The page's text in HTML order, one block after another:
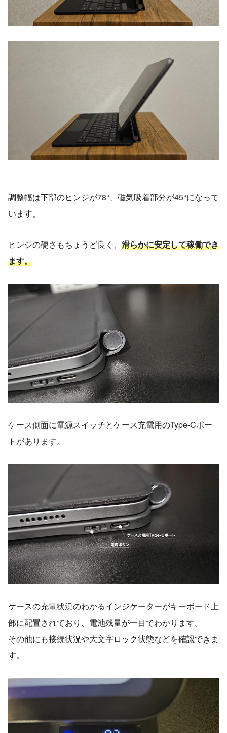
調整幅は下部のヒンジが78°、磁気吸着部分が45°になって
います。
ヒンジの硬さもちょうど良く、 滑らかに安定して稼働でき
ます。
ケース側面に電源スイッチとケース充電用のType-Cポー
トがあります。
ケースの充電状況のわかるインジケーターがキーボード上
部に配置されており、電池残量が一目でわかります。
その他にも接続状況や大文字ロック状態などを確認できま
す。